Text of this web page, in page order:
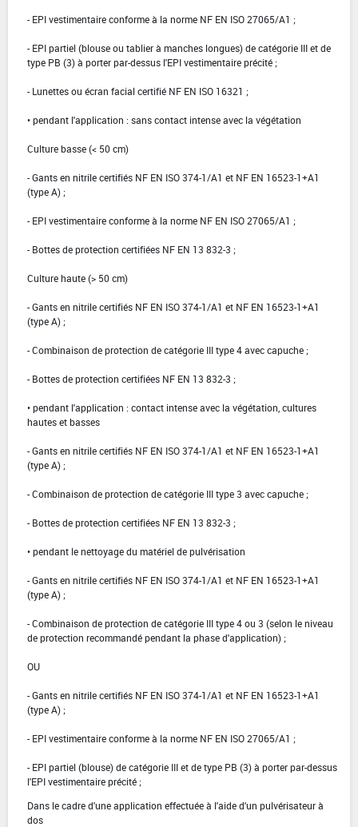
- EPI vestimentaire conforme à la norme NF EN ISO 27065/A1 ;
- EPI partiel (blouse ou tablier à manches longues) de catégorie III et de
type PB (3) à porter par-dessus l'EPI vestimentaire précité ;
- Lunettes ou écran facial certifié NF EN ISO 16321 ;
• pendant l'application : sans contact intense avec la végétation
Culture basse (< 50 cm)
- Gants en nitrile certifiés NF EN ISO 374-1/A1 et NF EN 16523-1+A1
(type A) ;
- EPI vestimentaire conforme à la norme NF EN ISO 27065/A1 ;
- Bottes de protection certifiées NF EN 13 832-3 ;
Culture haute (> 50 cm)
- Gants en nitrile certifiés NF EN ISO 374-1/A1 et NF EN 16523-1+A1
(type A) ;
- Combinaison de protection de catégorie III type 4 avec capuche ;
- Bottes de protection certifiées NF EN 13 832-3 ;
• pendant l'application : contact intense avec la végétation, cultures
hautes et basses
- Gants en nitrile certifiés NF EN ISO 374-1/A1 et NF EN 16523-1+A1
(type A) ;
- Combinaison de protection de catégorie III type 3 avec capuche ;
- Bottes de protection certifiées NF EN 13 832-3 ;
• pendant le nettoyage du matériel de pulvérisation
- Gants en nitrile certifiés NF EN ISO 374-1/A1 et NF EN 16523-1+A1
(type A) ;
- Combinaison de protection de catégorie III type 4 ou 3 (selon le niveau
de protection recommandé pendant la phase d'application) ;
OU
- Gants en nitrile certifiés NF EN ISO 374-1/A1 et NF EN 16523-1+A1
(type A) ;
- EPI vestimentaire conforme à la norme NF EN ISO 27065/A1 ;
- EPI partiel (blouse) de catégorie III et de type PB (3) à porter par-dessus
l'EPI vestimentaire précité ;
Dans le cadre d'une application effectuée à l'aide d'un pulvérisateur à
dos